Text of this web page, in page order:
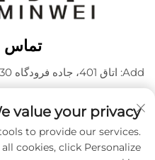
تماس
Add: اتاق 401، جاده فرودگاه 1630، گوانگژو، گوانگدونگ، چین
تلفن / وی چت / واتساپ:
+86 15180199394
+86 18475997413
ایمیل:[email protected]
value your privacy
to provide our services.
cookies, click Personalize